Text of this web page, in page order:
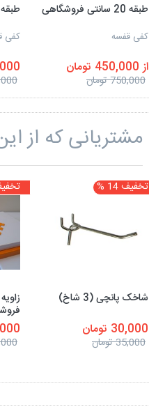
طبقه 20 سانتی فروشگاهی
کفی قفسه
از 450,000 تومان
750,000 تومان
طبقه 25 سانتی فروشگاهی
کفی
مشتریانی که از
تخفیف 14 %
شاخک پانچی (3 شاخ)
30,000 تومان
35,000 تومان
تخفیف